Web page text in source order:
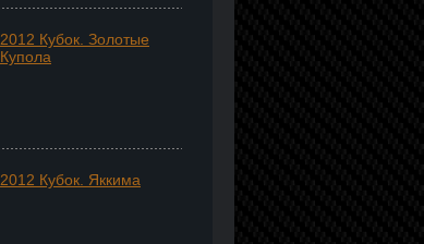
2012 Кубок. Золотые
Купола
2012 Кубок. Яккима